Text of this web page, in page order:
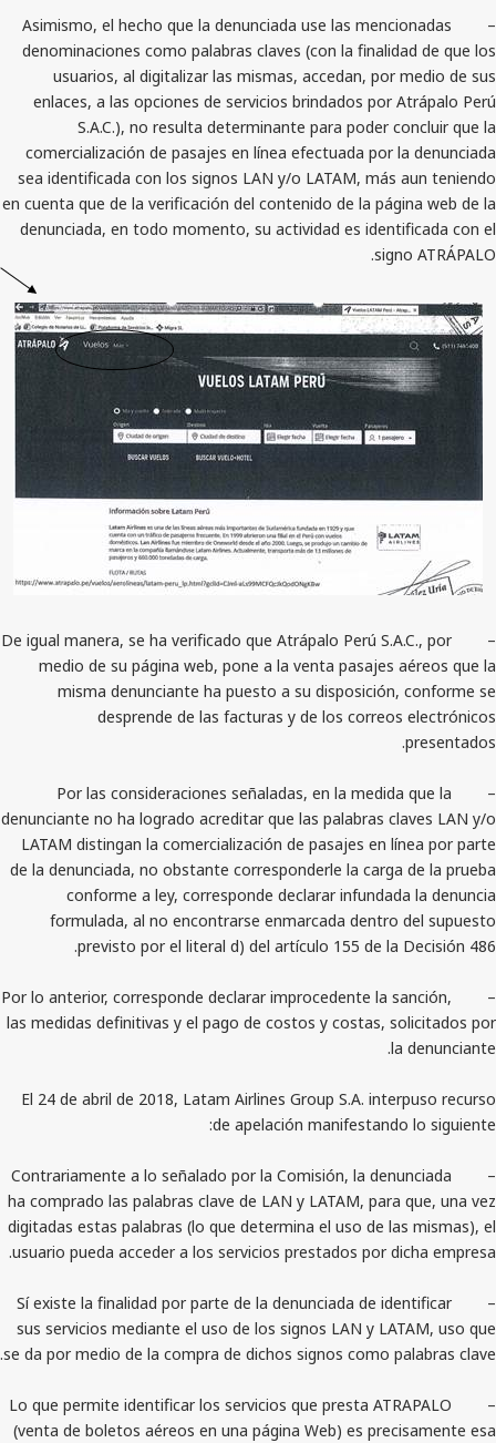
– Asimismo, el hecho que la denunciada use las
denominaciones como palabras claves (con la
usuarios, al digitalizar las mismas, accedan,
enlaces, a las opciones de servicios brindados por
S.A.C.), no resulta determinante para poder
comercialización de pasajes en línea efectuada por
sea identificada con los signos LAN y/o LATAM,
en cuenta que de la verificación del contenido de la
denunciada, en todo momento, su actividad es
– De igual manera, se ha verificado que Atrápalo Perú
medio de su página web, pone a la venta pasajes
misma denunciante ha puesto a su
desprende de las facturas y de los
– Por las consideraciones señaladas, en la
denunciante no ha logrado acreditar que las palabras
LATAM distingan la comercialización de pasajes en
de la denunciada, no obstante corresponderle la
conforme a ley, corresponde declarar
formulada, al no encontrarse enmarcada
previsto por el literal d) del artículo 155 de la
– Por lo anterior, corresponde declarar improcedente la
las medidas definitivas y el pago de costos y costas,
El 24 de abril de 2018, Latam Airlines Group S.A.
de apelación
– Contrariamente a lo señalado por la Comisión, la
ha comprado las palabras clave de LAN y LATAM,
digitadas estas palabras (lo que determina el uso de
usuario pueda acceder a los servicios prestados por
– Sí existe la finalidad por parte de la denunciada de
sus servicios mediante el uso de los signos LAN y
se da por medio de la compra de dichos signos como
– Lo que permite identificar los servicios que presta
(venta de boletos aéreos en una página Web) es